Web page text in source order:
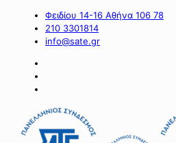
Φειδίου 14-16 Αθήνα 106 78
210 3301814
info@sate.gr